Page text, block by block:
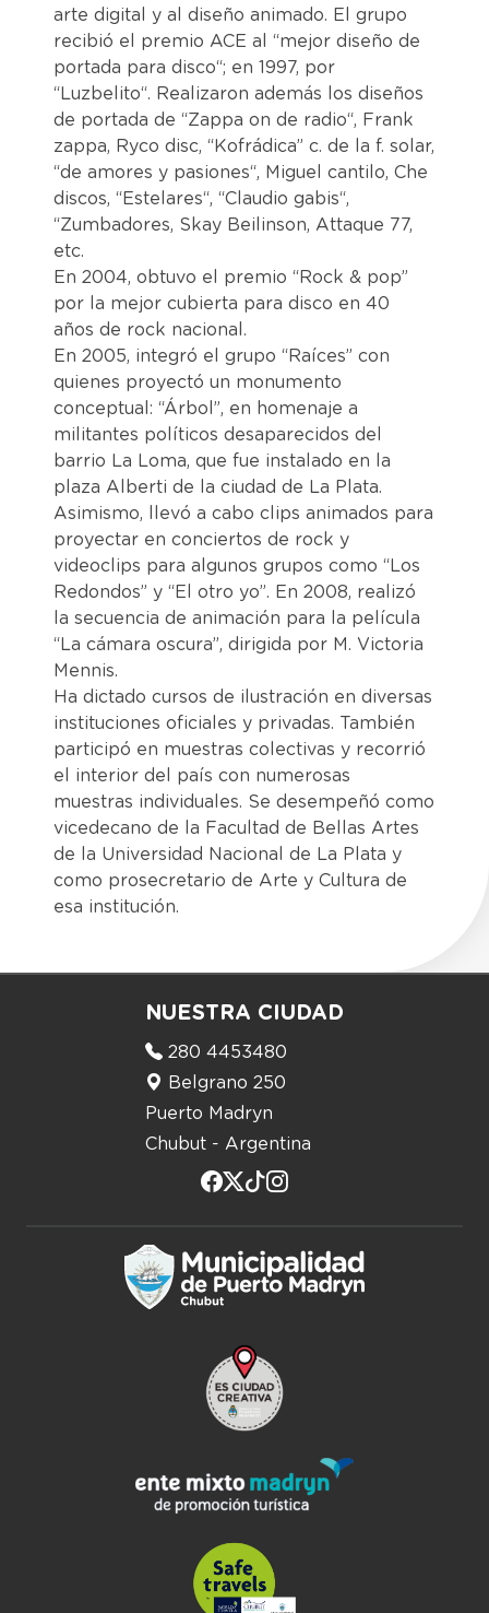
arte digital y al diseño animado. El grupo
recibió el premio ACE al “mejor diseño de
portada para disco“; en 1997, por
“Luzbelito“. Realizaron además los diseños
de portada de “Zappa on de radio“, Frank
zappa, Ryco disc, “Kofrádica” c. de la f. solar,
“de amores y pasiones“, Miguel cantilo, Che
discos, “Estelares“, “Claudio gabis“,
“Zumbadores, Skay Beilinson, Attaque 77,
etc.
En 2004, obtuvo el premio “Rock & pop”
por la mejor cubierta para disco en 40
años de rock nacional.
En 2005, integró el grupo “Raíces” con
quienes proyectó un monumento
conceptual: “Árbol”, en homenaje a
militantes políticos desaparecidos del
barrio La Loma, que fue instalado en la
plaza Alberti de la ciudad de La Plata.
Asimismo, llevó a cabo clips animados para
proyectar en conciertos de rock y
videoclips para algunos grupos como “Los
Redondos” y “El otro yo”. En 2008, realizó
la secuencia de animación para la película
“La cámara oscura”, dirigida por M. Victoria
Mennis.
Ha dictado cursos de ilustración en diversas
instituciones oficiales y privadas. También
participó en muestras colectivas y recorrió
el interior del país con numerosas
muestras individuales. Se desempeñó como
vicedecano de la Facultad de Bellas Artes
de la Universidad Nacional de La Plata y
como prosecretario de Arte y Cultura de
esa institución.
NUESTRA CIUDAD
280 4453480
Belgrano 250
Puerto Madryn
Chubut - Argentina